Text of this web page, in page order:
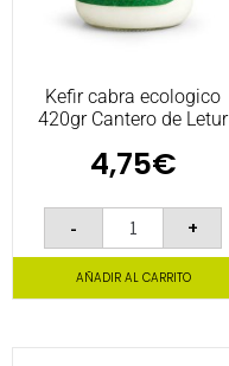
Kefir cabra ecologico
420gr Cantero de Letur
4,75€
- +
AÑADIR AL CARRITO